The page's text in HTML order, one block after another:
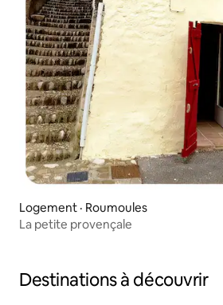
Logement · Roumoules
La petite provençale
Destinations à découvrir